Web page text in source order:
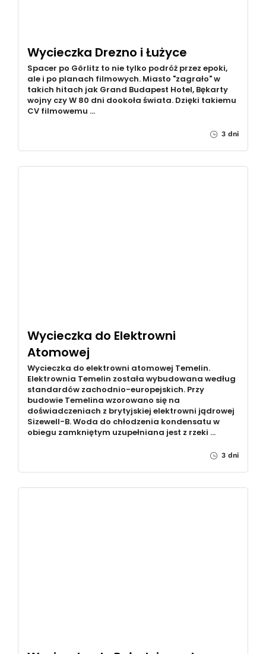
Wycieczka Drezno i Łużyce
Spacer po Görlitz to nie tylko podróż przez epoki,
ale i po planach filmowych. Miasto "zagrało" w
takich hitach jak Grand Budapest Hotel, Bękarty
wojny czy W 80 dni dookoła świata. Dzięki takiemu
CV filmowemu …
3 dni
Wycieczka do Elektrowni
Atomowej
Wycieczka do elektrowni atomowej Temelin.
Elektrownia Temelin została wybudowana według
standardów zachodnio-europejskich. Przy
budowie Temelina wzorowano się na
doświadczeniach z brytyjskiej elektrowni jądrowej
Sizewell-B. Woda do chłodzenia kondensatu w
obiegu zamkniętym uzupełniana jest z rzeki …
3 dni